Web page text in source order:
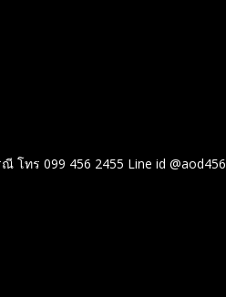
ทร 099 456 2455 Line id @aod456